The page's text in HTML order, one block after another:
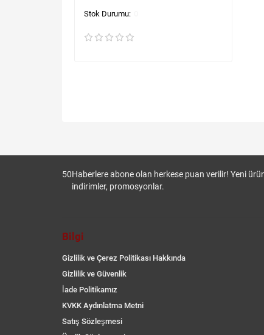
50Haberlere abone olan herkese puan verilir! Yeni
indirimler, promosyonlar.
Bilgi
Gizlilik ve Çerez Politikası Hakkında
Gizlilik ve Güvenlik
İade Politikamız
KVKK Aydınlatma Metni
Satış Sözleşmesi